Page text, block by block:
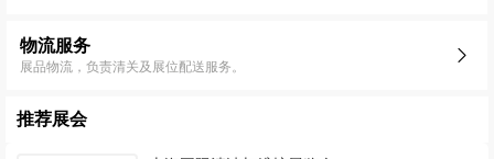
物流服务
展品物流，负责清关及展位配送服务。
推荐展会